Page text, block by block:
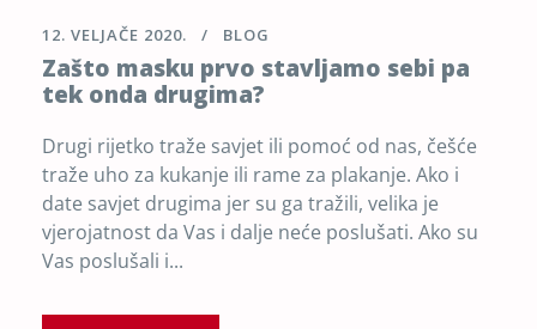
12. VELJAČE 2020. BLOG
Zašto masku prvo stavljamo sebi pa
tek onda drugima?
Drugi rijetko traže savjet ili pomoć od nas, češće
traže uho za kukanje ili rame za plakanje. Ako i
date savjet drugima jer su ga tražili, velika je
vjerojatnost da Vas i dalje neće poslušati. Ako su
Vas poslušali i...